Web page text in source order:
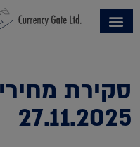
סקירת
27.11.2025